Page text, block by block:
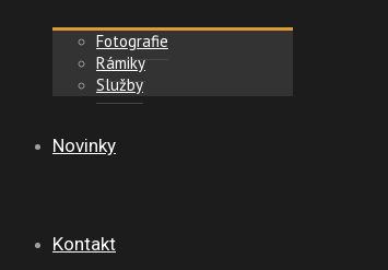
Fotografie
Rámiky
Služby
Novinky
Kontakt